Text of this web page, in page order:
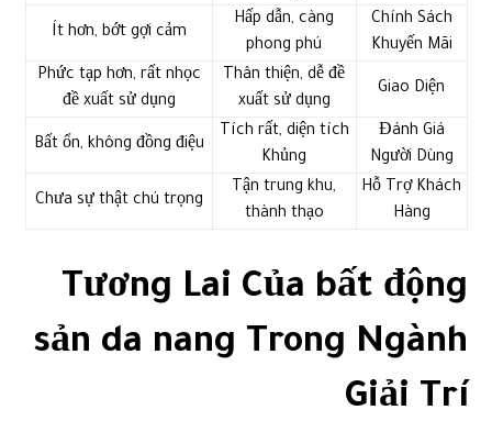
Chính Sách
Khuyến Mãi
Hấp dẫn, càng
phong phú
Ít hơn, bớt gợi cảm
Giao Diện
Thân thiện, dễ đề
xuất sử dụng
Phức tạp hơn, rất nhọc
đề xuất sử dụng
Đánh Giá
Người Dùng
Tích rất, diện tích
Khủng
Bất ổn, không đồng điệu
Hỗ Trợ Khách
Hàng
Tận trung khu,
thành thạo
Chưa sự thật chú trọng
Tương Lai Của bất động
sản da nang Trong Ngành
Giải Trí